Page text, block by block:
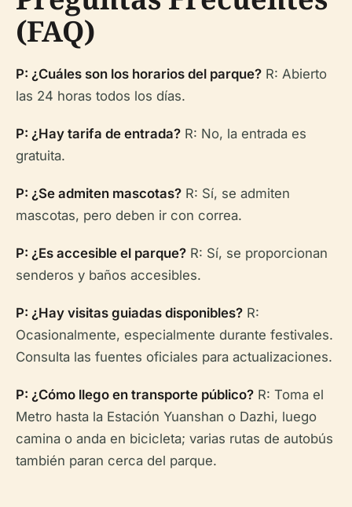
(FAQ)
P: ¿Cuáles son los horarios del parque? R: Abierto
las 24 horas todos los días.
P: ¿Hay tarifa de entrada? R: No, la entrada es
gratuita.
P: ¿Se admiten mascotas? R: Sí, se admiten
mascotas, pero deben ir con correa.
P: ¿Es accesible el parque? R: Sí, se proporcionan
senderos y baños accesibles.
P: ¿Hay visitas guiadas disponibles? R:
Ocasionalmente, especialmente durante festivales.
Consulta las fuentes oficiales para actualizaciones.
P: ¿Cómo llego en transporte público? R: Toma el
Metro hasta la Estación Yuanshan o Dazhi, luego
camina o anda en bicicleta; varias rutas de autobús
también paran cerca del parque.